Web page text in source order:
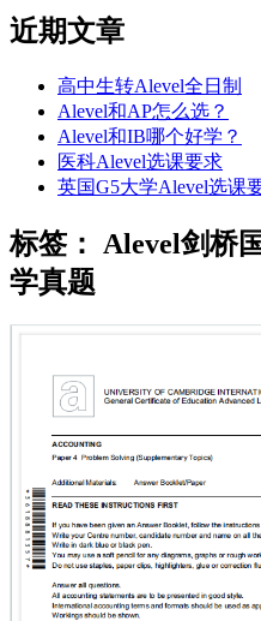
近期文章
高中生转Alevel全日制
Alevel和AP怎么选？
Alevel和IB哪个好学？
医科Alevel选课要求
英国G5大学Alevel选课
标签： Alevel剑桥
学真题